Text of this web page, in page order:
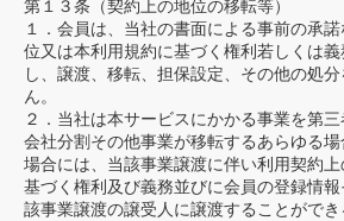
第１３条（契約上の地位の移転等）
１．会員は、当社の書面による事前の承
位又は本利用規約に基づく権利若しくは
し、譲渡、移転、担保設定、その他の処
ん。
２．当社は本サービスにかかる事業を第三
会社分割その他事業が移転するあらゆる
場合には、当該事業譲渡に伴い利用契約
基づく権利及び義務並びに会員の登録情
該事業譲渡の譲受人に譲渡することができ